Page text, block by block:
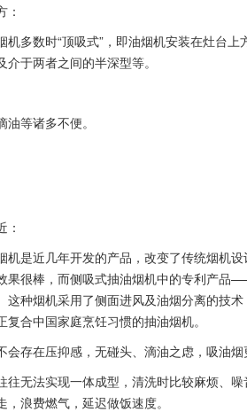
：
机多数时“顶吸式”，即油烟机安装在灶台
于两者之间的半深型等。
等诸多不便。
：
机是近几年开发的产品，改变了传统烟机
果很棒，而侧吸式抽油烟机中的专利产品
这种烟机采用了侧面进风及油烟分离的技
合中国家庭烹饪习惯的抽油烟机。
存在压抑感，无碰头、滴油之虑，吸油烟
往无法实现一体成型，清洗时比较麻烦、
浪费燃气，延迟做饭速度。